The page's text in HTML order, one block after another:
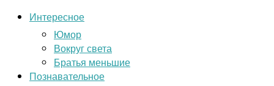
Интересное
Юмор
Вокруг света
Братья меньшие
Познавательное